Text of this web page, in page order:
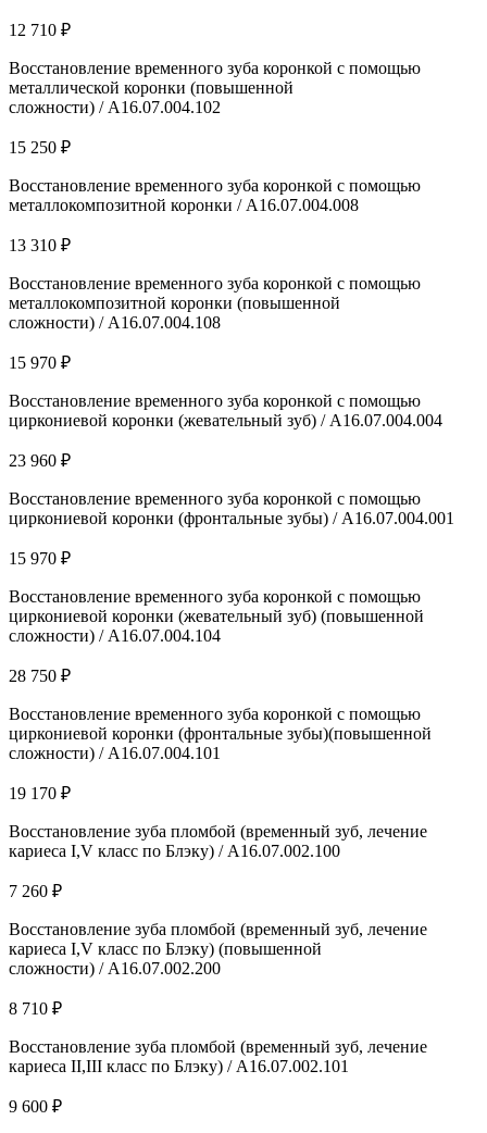
12 710 ₽
Восстановление временного зуба коронкой с помощью
металлической коронки (повышенной
сложности) / A16.07.004.102
15 250 ₽
Восстановление временного зуба коронкой с помощью
металлокомпозитной коронки / A16.07.004.008
13 310 ₽
Восстановление временного зуба коронкой с помощью
металлокомпозитной коронки (повышенной
сложности) / A16.07.004.108
15 970 ₽
Восстановление временного зуба коронкой с помощью
циркониевой коронки (жевательный зуб) / A16.07.004.004
23 960 ₽
Восстановление временного зуба коронкой с помощью
циркониевой коронки (фронтальные зубы) / A16.07.004.001
15 970 ₽
Восстановление временного зуба коронкой с помощью
циркониевой коронки (жевательный зуб) (повышенной
сложности) / A16.07.004.104
28 750 ₽
Восстановление временного зуба коронкой с помощью
циркониевой коронки (фронтальные зубы)(повышенной
сложности) / A16.07.004.101
19 170 ₽
Восстановление зуба пломбой (временный зуб, лечение
кариеса I,V класс по Блэку) / А16.07.002.100
7 260 ₽
Восстановление зуба пломбой (временный зуб, лечение
кариеса I,V класс по Блэку) (повышенной
сложности) / А16.07.002.200
8 710 ₽
Восстановление зуба пломбой (временный зуб, лечение
кариеса II,III класс по Блэку) / А16.07.002.101
9 600 ₽